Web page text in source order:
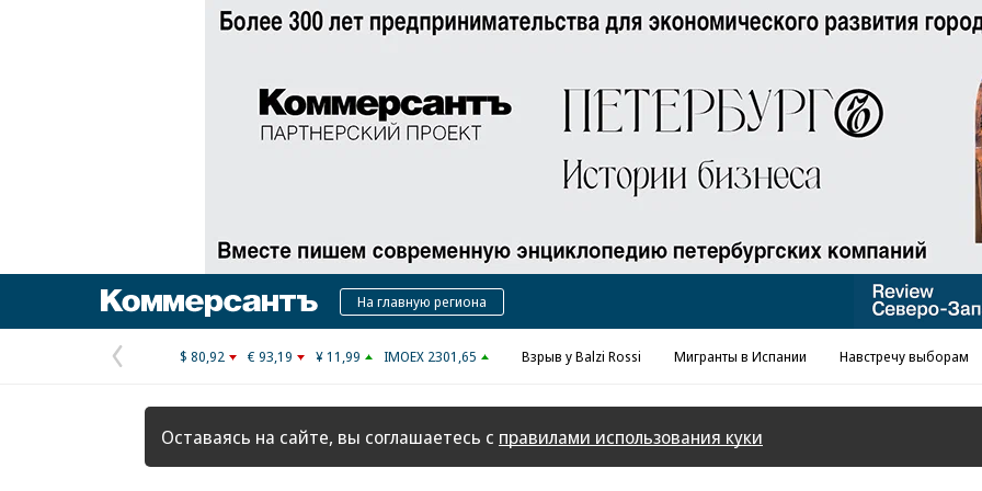
Реклама в «Ъ» www.kommersant.ru/ad
КоммерсантъНа главную региона
Предыдущая
страница
$ 80,92 € 93,19 ¥ 11,99 IMOEX 2301,65 Взрыв у Balzi Rossi Мигранты в Испании Навстречу выборам
Оставаясь на сайте, вы соглашаетесь с правилами использования куки